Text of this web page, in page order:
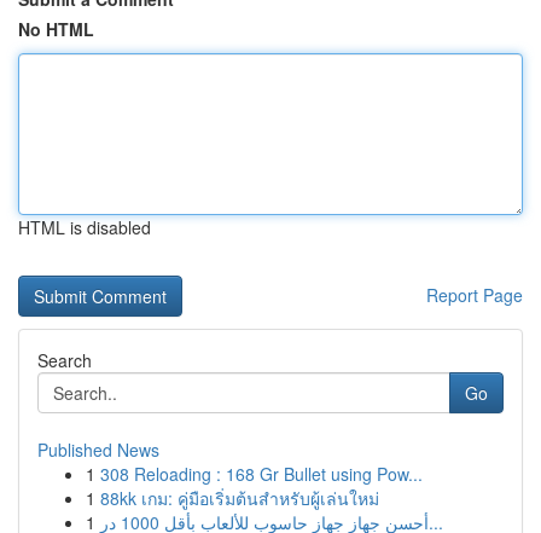
No HTML
HTML is disabled
Report Page
Search
Go
Published News
1 308 Reloading : 168 Gr Bullet using Pow...
1 88kk เกม: คู่มือเริ่มต้นสำหรับผู้เล่นใหม่
1
أحسن جهاز جهاز حاسوب للألعاب بأقل 1000 در...